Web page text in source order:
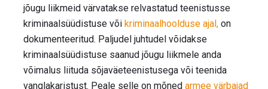
jõugu liikmeid värvatakse relvastatud teenistusse
kriminaalsüüdistuse või kriminaalhoolduse ajal, on
dokumenteeritud. Paljudel juhtudel võidakse
kriminaalsüüdistuse saanud jõugu liikmele anda
võimalus liituda sõjaväeteenistusega või teenida
vanglakaristust. Peale selle on mõned armee värbajad